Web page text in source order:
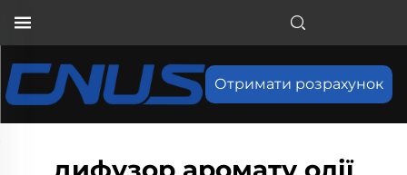
Отримати розрахунок